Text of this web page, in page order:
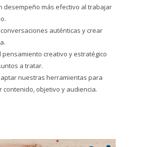
desempeño más efectivo al trabajar
auténticas y crear
pensamiento creativo y estratégico
a tratar.
nuestras herramientas para
contenido, objetivo y audiencia.